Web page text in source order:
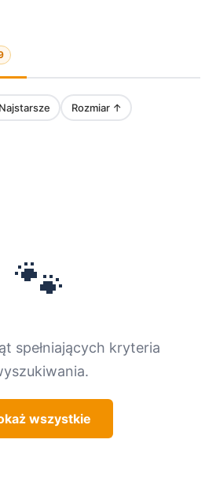
Najstarsze Rozmiar ↑
🐾
spełniających kryteria
wszystkie